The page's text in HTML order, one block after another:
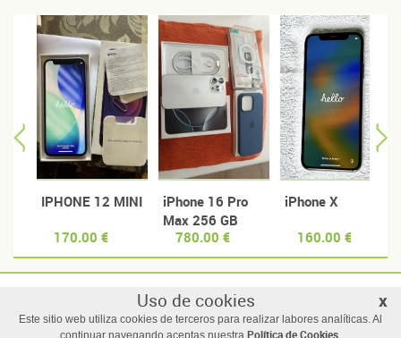
IPHONE 12 MINI
170.00 €
iPhone 16 Pro
Max 256 GB
White Titanium
(Como nuevo)
780.00 €
iPhone X
160.00 €
© Manzanas usadas
Todos los derechos reservados |Términos y condiciones de uso
Uso de cookies x
Este sitio web utiliza cookies de terceros para realizar labores analíticas. Al
continuar navegando aceptas nuestra Política de Cookies